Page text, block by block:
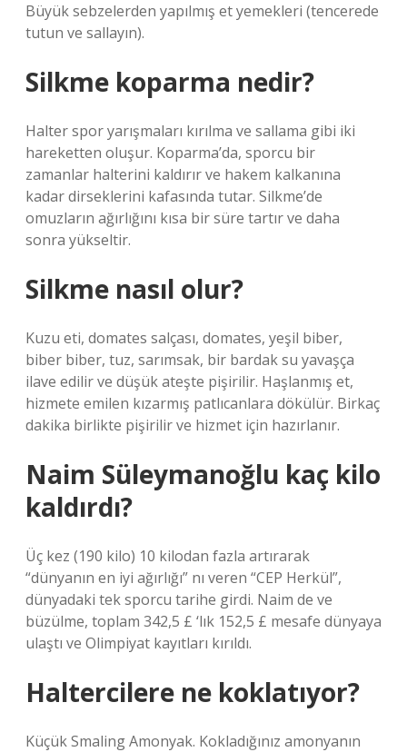
Büyük sebzelerden yapılmış et yemekleri (tencerede
tutun ve sallayın).
Silkme koparma nedir?
Halter spor yarışmaları kırılma ve sallama gibi iki
hareketten oluşur. Koparma’da, sporcu bir
zamanlar halterini kaldırır ve hakem kalkanına
kadar dirseklerini kafasında tutar. Silkme’de
omuzların ağırlığını kısa bir süre tartır ve daha
sonra yükseltir.
Silkme nasıl olur?
Kuzu eti, domates salçası, domates, yeşil biber,
biber biber, tuz, sarımsak, bir bardak su yavaşça
ilave edilir ve düşük ateşte pişirilir. Haşlanmış et,
hizmete emilen kızarmış patlıcanlara dökülür. Birkaç
dakika birlikte pişirilir ve hizmet için hazırlanır.
Naim Süleymanoğlu kaç kilo
kaldırdı?
Üç kez (190 kilo) 10 kilodan fazla artırarak
“dünyanın en iyi ağırlığı” nı veren “CEP Herkül”,
dünyadaki tek sporcu tarihe girdi. Naim de ve
büzülme, toplam 342,5 £ ‘lık 152,5 £ mesafe dünyaya
ulaştı ve Olimpiyat kayıtları kırıldı.
Haltercilere ne koklatıyor?
Küçük Smaling Amonyak. Kokladığınız amonyanın